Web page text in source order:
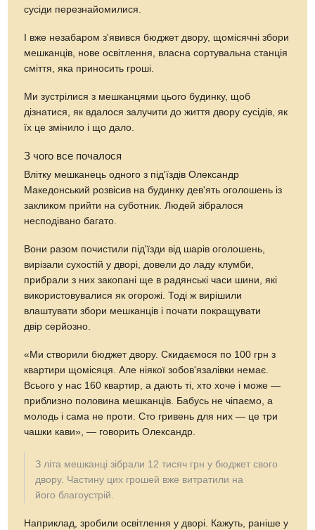
сусіди перезнайомилися.
І вже незабаром з'явився бюджет двору, щомісячні збори
мешканців, нове освітлення, власна сортувальна станція
сміття, яка приносить гроші.
Ми зустрілися з мешканцями цього будинку, щоб
дізнатися, як вдалося залучити до життя двору сусідів, як
їх це змінило і що дало.
З чого все почалося
Влітку мешканець одного з під'їздів Олександр
Македонський розвісив на будинку дев'ять оголошень із
закликом прийти на суботник. Людей зібралося
несподівано багато.
Вони разом почистили під'їзди від шарів оголошень,
вирізали сухостій у дворі, довели до ладу клумби,
прибрали з них закопані ще в радянські часи шини, які
використовувалися як огорожі. Тоді ж вирішили
влаштувати збори мешканців і почати покращувати
двір серйозно.
«Ми створили бюджет двору. Скидаємося по 100 грн з
квартири щомісяця. Але ніякої зобов'язалівки немає.
Всього у нас 160 квартир, а дають ті, хто хоче і може —
приблизно половина мешканців. Бабусь не чіпаємо, а
молодь і сама не проти. Сто гривень для них — це три
чашки кави», — говорить Олександр.
З літа мешканці зібрали 12 тисяч грн у бюджет свого
двору. Частину цих грошей вже витратили на
його благоустрій.
Наприклад, зробили освітлення у дворі. Кажуть, раніше у